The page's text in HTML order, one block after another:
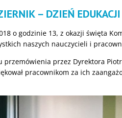
– DZIEŃ
o godzinie 13, z okazji święta
naszych nauczycieli i
przemówienia przez Dyrektora
pracownikom za ich